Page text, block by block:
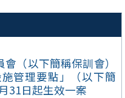
（以下簡稱保訓會）
管理要點」（以下簡
31日起生效一案